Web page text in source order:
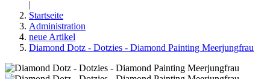
|
Startseite
Administration
neue Artikel
Diamond Dotz - Dotzies - Diamond Painting Meerjungfrau